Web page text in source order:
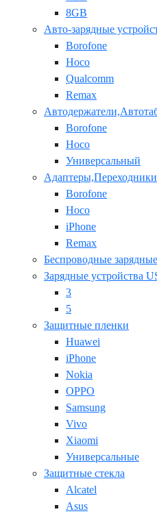
8GB
Авто-зарядные
Borofone
Hoco
Qualcomm
Remax
Borofone
Hoco
Универсальный
Адаптеры,Переходники
Borofone
Hoco
iPhone
Remax
Беспроводные
Зарядные устройства
3
5
Защитные пленки
Huawei
iPhone
Nokia
OPPO
Samsung
Vivo
Xiaomi
Универсальные
Защитные стекла
Alcatel
Asus